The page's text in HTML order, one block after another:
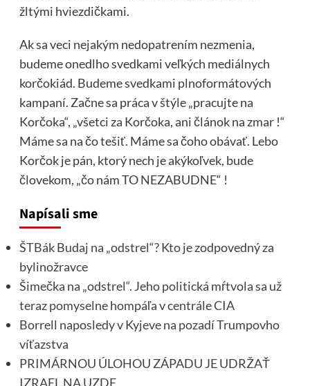
žltými hviezdičkami.
Ak sa veci nejakým nedopatrením nezmenia,
budeme onedlho svedkami veľkých mediálnych
korčokiád. Budeme svedkami plnoformátových
kampaní. Začne sa práca v štýle „pracujte na
Korčoka“, „všetci za Korčoka, ani článok na zmar !“
Máme sa na čo tešiť. Máme sa čoho obávať. Lebo
Korčok je pán, ktorý nech je akýkoľvek, bude
človekom, „čo nám TO NEZABUDNE“ !
Napísali sme
ŠTBák Budaj na „odstrel“? Kto je zodpovedný za
bylinožravce
Šimečka na „odstrel“. Jeho politická mŕtvola sa už
teraz pomyselne hompáľa v centrále CIA
Borrell naposledy v Kyjeve na pozadí Trumpovho
víťazstva
PRIMÁRNOU ÚLOHOU ZÁPADU JE UDRŽAŤ
IZRAEL NA UZDE